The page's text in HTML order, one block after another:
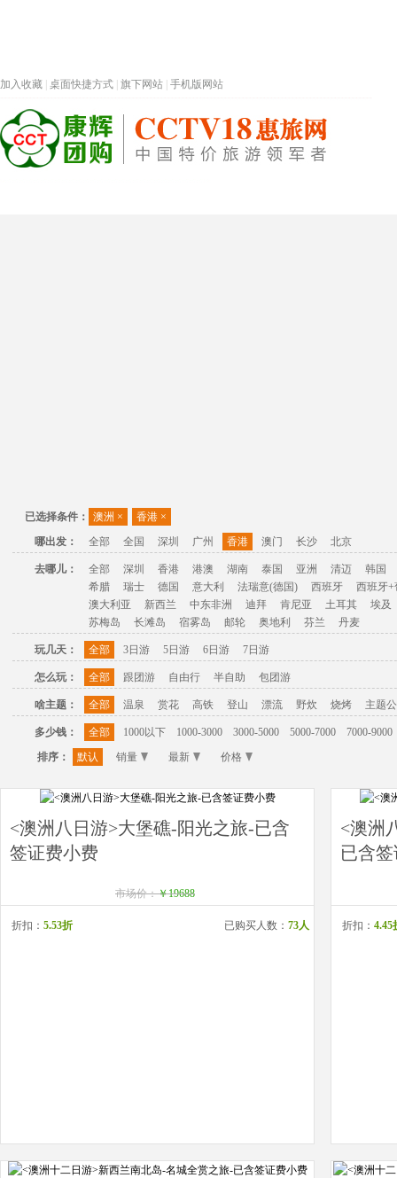
加入收藏 桌面快捷方式 旗下网站 手机版网站
已选择条件： 澳洲 × 香港 ×
哪出发：
全部 全国 深圳 广州 香港 澳门 长沙 北京
去哪儿： 全部 深圳 香港 港澳 湖南 泰国 亚洲 清迈
韩国
希腊
瑞士 德国 意大利 法瑞意(德国) 西班牙
西班牙+
澳大利亚
新西兰 中东非洲 迪拜 肯尼亚 土耳其
埃及
苏梅岛
长滩岛 宿雾岛 邮轮 奥地利 芬兰 丹麦
玩几天： 全部 3日游 5日游 6日游 7日游
怎么玩： 全部 跟团游 自由行 半自助 包团游
啥主题： 全部 温泉 赏花 高铁 登山 漂流 野炊 烧烤 主题
多少钱： 全部 1000以下 1000-3000 3000-5000 5000-7000
7000-9000
排序：
默认 销量 最新 价格
<澳洲八日游>大堡礁-阳光之旅-已含
签证费小费
市场价：￥19688
折扣： 5.53折 已购买人数： 73人
<澳洲
已含
折扣： 4.45